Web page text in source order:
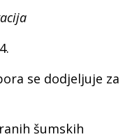
se dodjeljuje za
šumskih